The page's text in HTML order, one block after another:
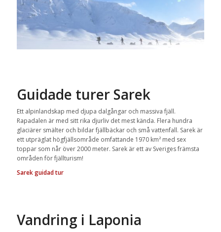
Guidade turer Sarek
Ett alpinlandskap med djupa dalgångar och massiva fjäll.
Rapadalen är med sitt rika djurliv det mest kända. Flera hundra
glaciärer smälter och bildar fjällbäckar och små vattenfall. Sarek är
ett utpräglat högfjällsområde omfattande 1970 km² med sex
toppar som når över 2000 meter. Sarek är ett av Sveriges främsta
områden för fjällturism!
Sarek guidad tur
Vandring i Laponia